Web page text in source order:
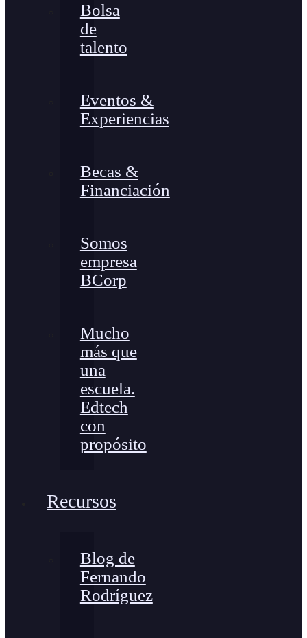
Bolsa
de
talento
Eventos &
Experiencias
Becas &
Financiación
Somos
empresa
BCorp
Mucho
más que
una
escuela.
Edtech
con
propósito
Recursos
Blog de
Fernando
Rodríguez